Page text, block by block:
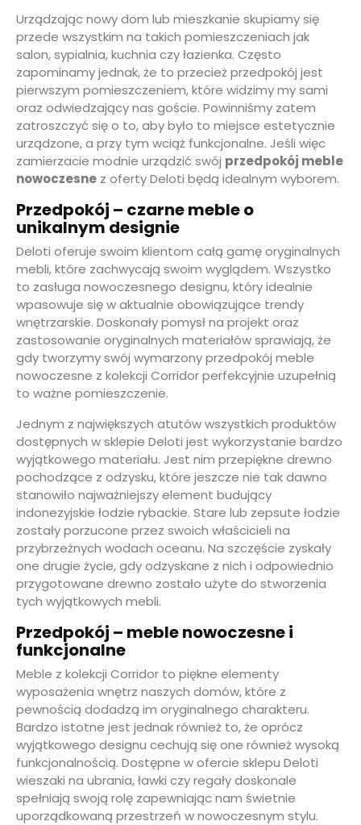
Urządzając nowy dom lub mieszkanie skupiamy się
przede wszystkim na takich pomieszczeniach jak
salon, sypialnia, kuchnia czy łazienka. Często
zapominamy jednak, że to przecież przedpokój jest
pierwszym pomieszczeniem, które widzimy my sami
oraz odwiedzający nas goście. Powinniśmy zatem
zatroszczyć się o to, aby było to miejsce estetycznie
urządzone, a przy tym wciąż funkcjonalne. Jeśli więc
zamierzacie modnie urządzić swój przedpokój meble
nowoczesne z oferty Deloti będą idealnym wyborem.
Przedpokój – czarne meble o
unikalnym designie
Deloti oferuje swoim klientom całą gamę oryginalnych
mebli, które zachwycają swoim wyglądem. Wszystko
to zasługa nowoczesnego designu, który idealnie
wpasowuje się w aktualnie obowiązujące trendy
wnętrzarskie. Doskonały pomysł na projekt oraz
zastosowanie oryginalnych materiałów sprawiają, że
gdy tworzymy swój wymarzony przedpokój meble
nowoczesne z kolekcji Corridor perfekcyjnie uzupełnią
to ważne pomieszczenie.
Jednym z największych atutów wszystkich produktów
dostępnych w sklepie Deloti jest wykorzystanie bardzo
wyjątkowego materiału. Jest nim przepiękne drewno
pochodzące z odzysku, które jeszcze nie tak dawno
stanowiło najważniejszy element budujący
indonezyjskie łodzie rybackie. Stare lub zepsute łodzie
zostały porzucone przez swoich właścicieli na
przybrzeżnych wodach oceanu. Na szczęście zyskały
one drugie życie, gdy odzyskane z nich i odpowiednio
przygotowane drewno zostało użyte do stworzenia
tych wyjątkowych mebli.
Przedpokój – meble nowoczesne i
funkcjonalne
Meble z kolekcji Corridor to piękne elementy
wyposażenia wnętrz naszych domów, które z
pewnością dodadzą im oryginalnego charakteru.
Bardzo istotne jest jednak również to, że oprócz
wyjątkowego designu cechują się one również wysoką
funkcjonalnością. Dostępne w ofercie sklepu Deloti
wieszaki na ubrania, ławki czy regały doskonale
spełniają swoją rolę zapewniając nam świetnie
uporządkowaną przestrzeń w nowoczesnym stylu.